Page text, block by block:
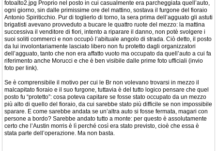
fotoalto2.jpg Proprio nel posto in cui casualmente era parcheggiata quell’auto,
ogni giorno, sin dalle primissime ore del mattino, sostava il furgone del fioraio
Antonio Spiriticchio. Pur di toglierlo di torno, la sera prima dell’agguato gli astuti
brigatisti avevano provveduto a bucare le quattro ruote del mezzo: la mattina
successiva il venditore di fiori, intento a riparare il danno, non potè svolgere i
suoi soliti commerci e non occupò l’abituale angolo di strada. Ciò detto, il posto
da lui involontariamente lasciato libero non fu protetto dagli organizzatori
dell’agguato, tanto che non era affatto vuoto ma occupato da quell’auto a cui fa
riferimento anche Morucci e che è ben visibile dalle prime foto ufficiali (invio
foto per link).
Se è comprensibile il motivo per cui le Br non volevano trovarsi in mezzo il
malcapitato fioraio e il suo furgone, tuttavia è del tutto logico pensare che quel
posto fu “protetto”: cosa poteva capitare se fosse stato occupato da un mezzo
più alto di quello del fioraio, da cui sarebbe stato più difficile se non impossibile
sparare. E come sarebbe andata se un’altra auto si fosse fermata, magari con
persone a bordo? Sarebbe andato tutto a monte: per questo è assolutamente
certo che l’Austin morris è lì perché così era stato previsto, cioè che essa è
stata parte dell’operazione. Ma non basta.